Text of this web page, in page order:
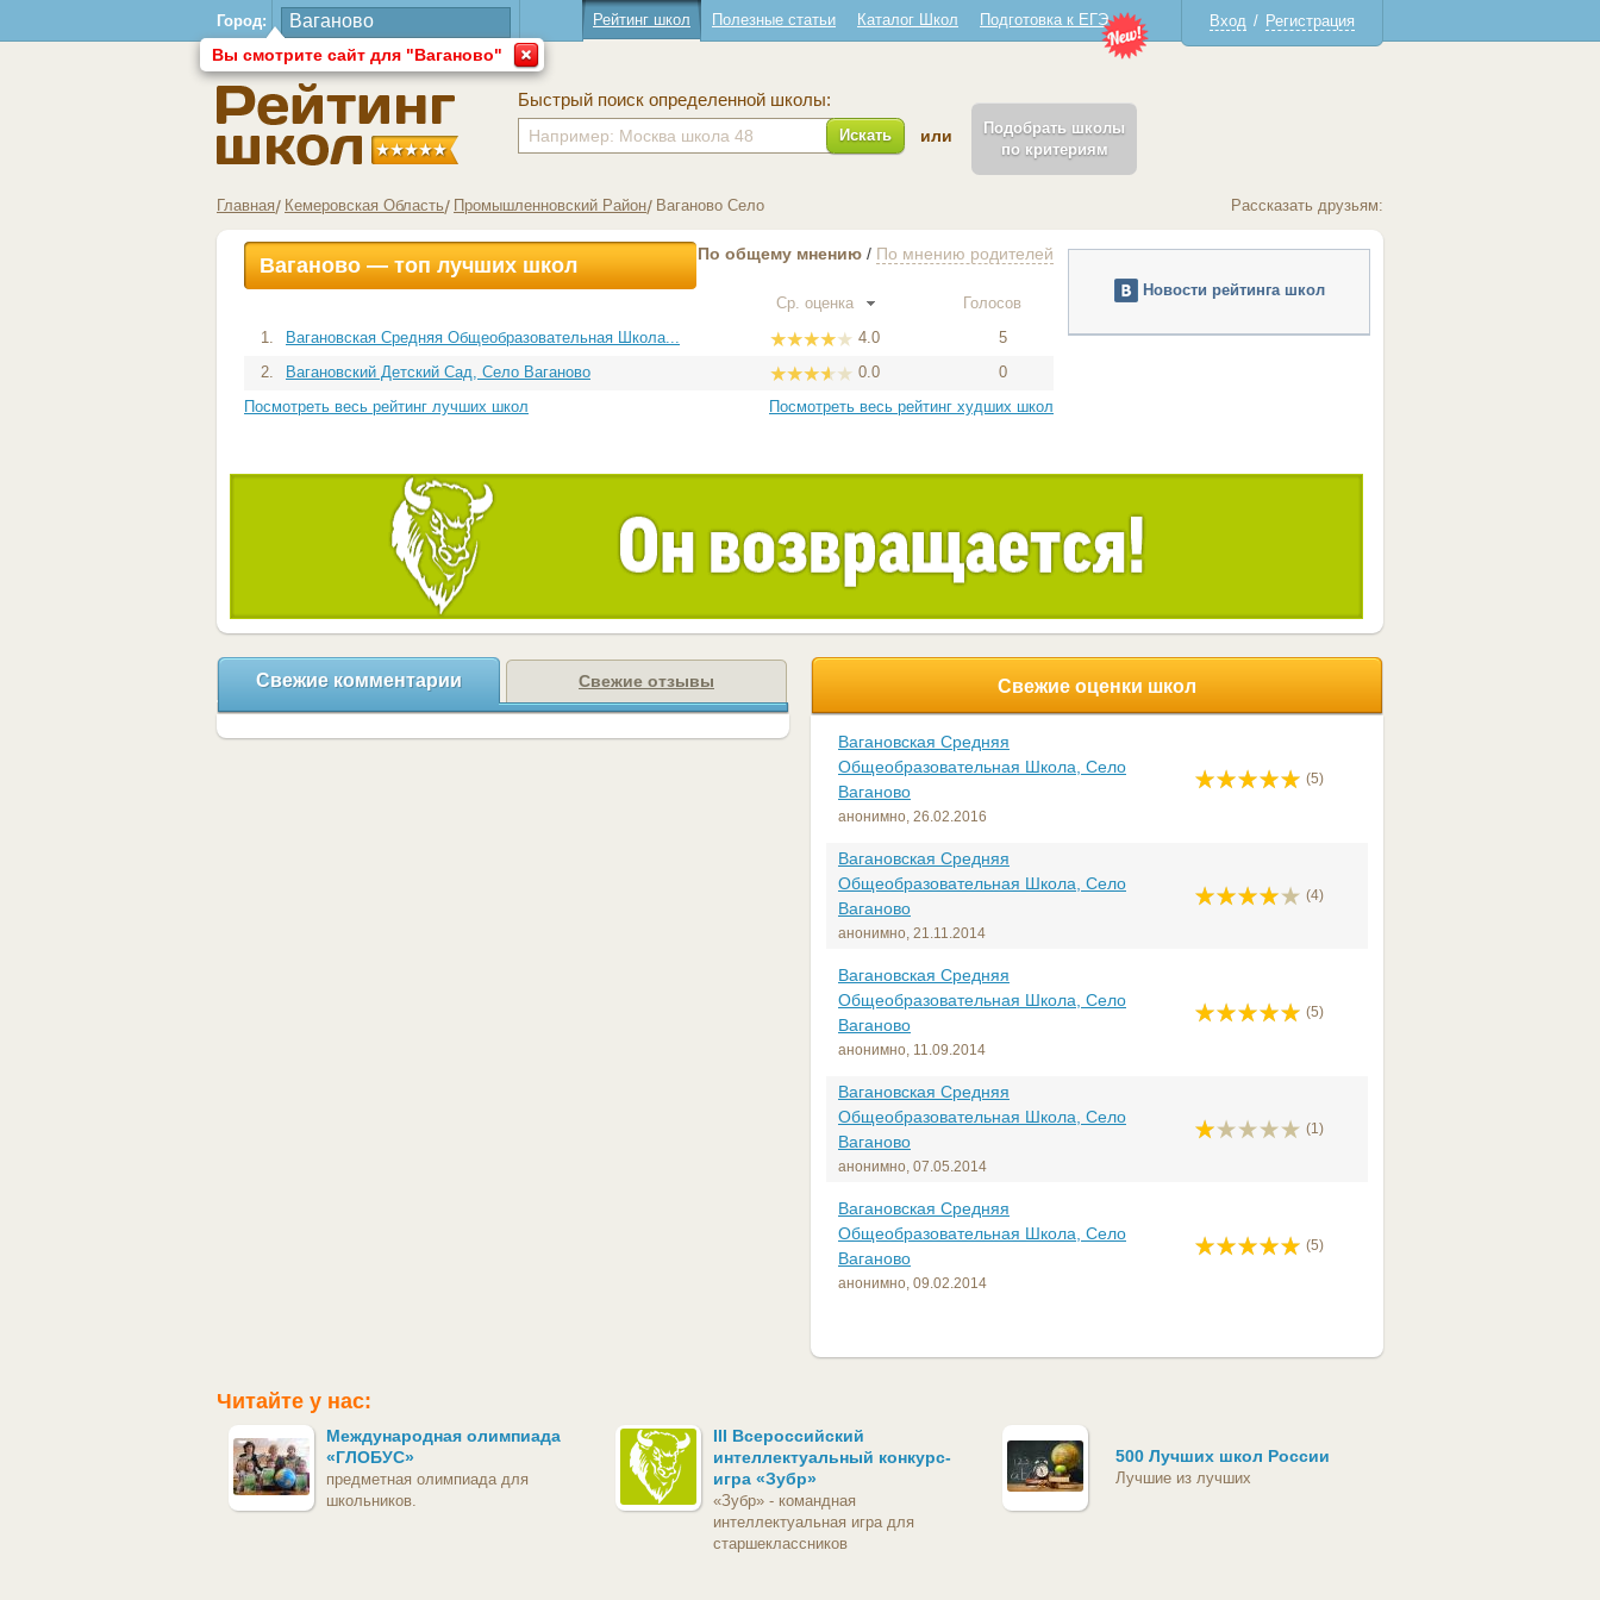
Город:
Вы смотрите сайт для "Ваганово"
Вход / Регистрация
Рейтинг школ Полезные статьи Каталог Школ Подготовка к ЕГЭ
Быстрый поиск определенной школы:
Искать или
Подобрать школы
по критериям
Главная Кемеровская Область Промышленновский Район Ваганово Село Рассказать друзьям:
Ваганово — топ лучших школ По общему мнению / По мнению родителей
Ср. оценка
Голосов
1.
Вагановская Средняя Общеобразовательная Школа... 4.0
5
2.
Вагановский Детский Сад, Село Ваганово 0.0
0
Посмотреть весь рейтинг лучших школ
Посмотреть весь рейтинг худших школ
Новости рейтинга школ
Свежие комментарии Свежие отзывы Свежие оценки школ
Вагановская Средняя
Общеобразовательная Школа, Село
Ваганово
анонимно, 26.02.2016
(5)
Вагановская Средняя
Общеобразовательная Школа, Село
Ваганово
анонимно, 21.11.2014
(4)
Вагановская Средняя
Общеобразовательная Школа, Село
Ваганово
анонимно, 11.09.2014
(5)
Вагановская Средняя
Общеобразовательная Школа, Село
Ваганово
анонимно, 07.05.2014
(1)
Вагановская Средняя
Общеобразовательная Школа, Село
Ваганово
анонимно, 09.02.2014
(5)
Читайте у нас:
Международная олимпиада
«ГЛОБУС»
предметная олимпиада для
школьников.
III Всероссийский
интеллектуальный конкурс-
игра «Зубр»
«Зубр» - командная
интеллектуальная игра для
старшеклассников
500 Лучших школ России
Лучшие из лучших